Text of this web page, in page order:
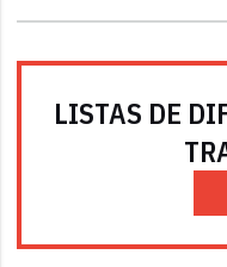
LISTAS DE